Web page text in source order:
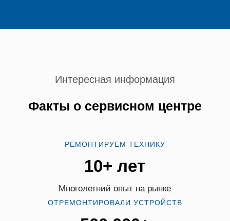
Интересная информация
Факты о сервисном центре
РЕМОНТИРУЕМ ТЕХНИКУ
10+ лет
Многолетний опыт на рынке
ОТРЕМОНТИРОВАЛИ УСТРОЙСТВ